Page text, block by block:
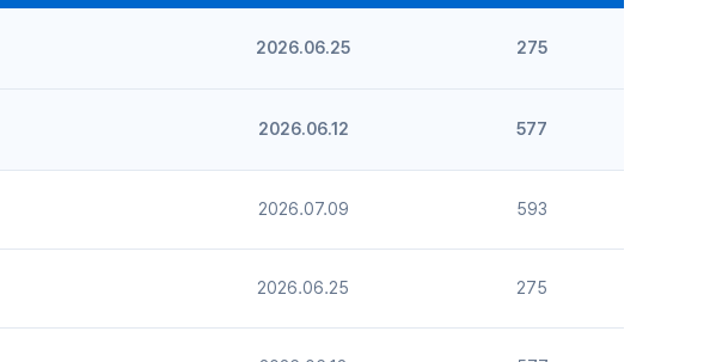
2026.06.25 275
2026.06.12 577
2026.07.09 593
2026.06.25 275